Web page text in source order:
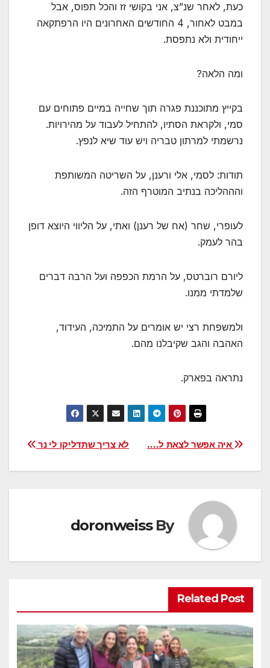
כעת, לאחר שנ”צ, אני בקושי זז והכל תפוס, אבל
במבט לאחור, 4 החודשים האחרונים היו הרפתקאה
ייחודית ולא נתפסת.
ומה הלאה?
בקייץ מתוכננת פגרה תוך שחייה במיים פתוחים עם
סמי, ולקראת הסתיו, להתחיל לעבוד על מהירויות.
נרשמתי למרתון טבריה ויש עוד שיא לנפץ.
תודות: לסמי, אלי ורענן, על השריטה המשותפת
והההליכה בנתיב המוטרף הזה.
לעופרי, שחר (אח של רענן) ואתי, על הליווי היוצא דופן
בהר לעמק.
ליורם רוברטס, על הרמת הכפפה ועל הרבה דברים
שלמדתי ממנו.
ולמשפחת רצי יש אומרים על התמיכה, העידוד,
האהבה והגב שקיבלנו מהם.
נתראה בפארק.
ניווט לא צריך שתדליקו לי נר איה אפשר לצאת ל….
By
doronweiss
Related Post